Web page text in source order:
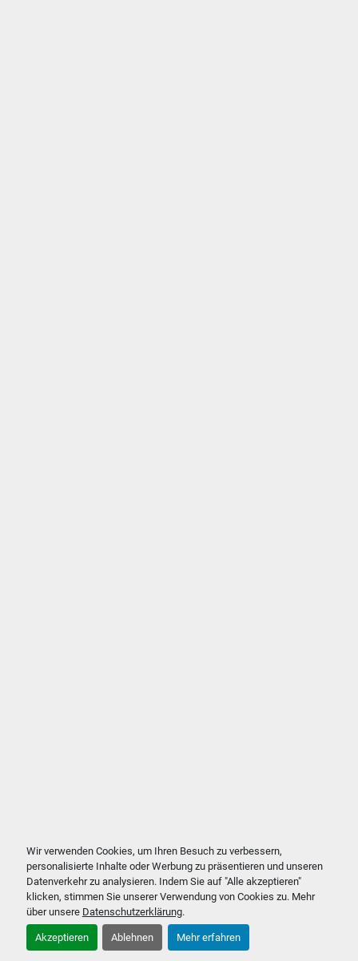
Wir verwenden Cookies, um Ihren Besuch zu verbessern,
personalisierte Inhalte oder Werbung zu präsentieren und unseren
Datenverkehr zu analysieren. Indem Sie auf "Alle akzeptieren"
klicken, stimmen Sie unserer Verwendung von Cookies zu. Mehr
über unsere Datenschutzerklärung.
Akzeptieren Ablehnen Mehr erfahren